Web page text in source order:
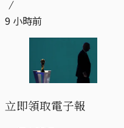
9 小時前
立即領取電子報